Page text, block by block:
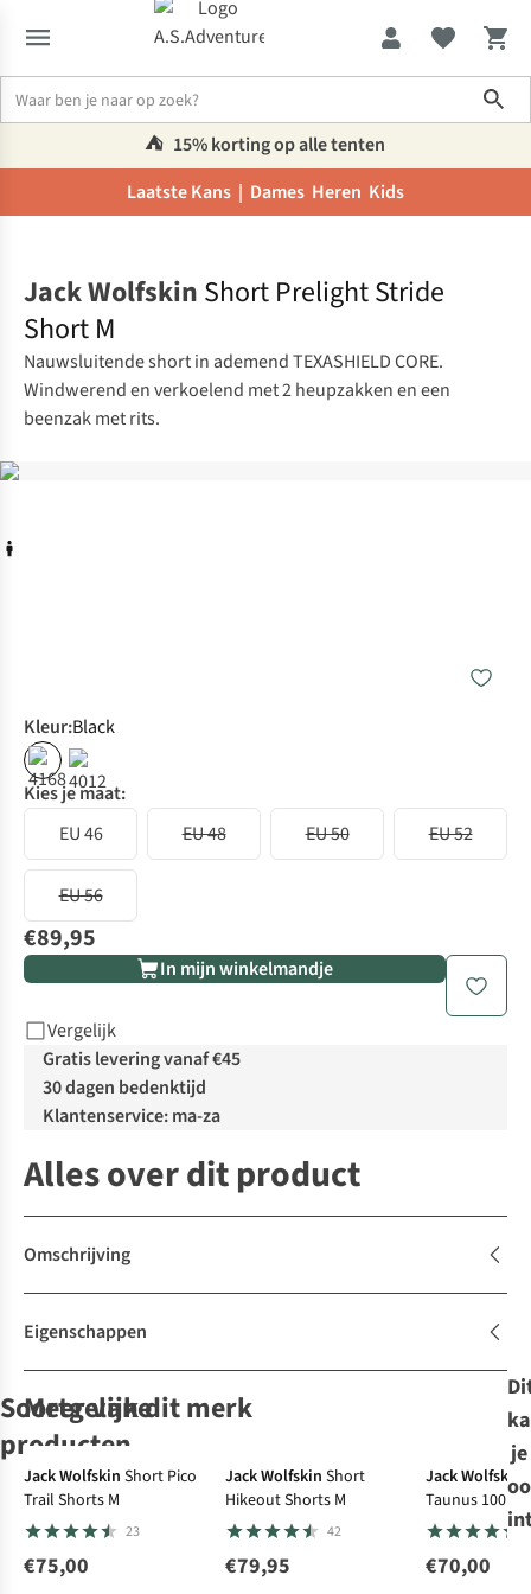
⛺️ 15% korting op alle tenten
Laatste Kans | Dames Heren Kids
Jack Wolfskin Short Prelight Stride
Short M
Nauwsluitende short in ademend TEXASHIELD CORE.
Windwerend en verkoelend met 2 heupzakken en een
beenzak met rits.
Kleur:Black
Kies je maat:
EU 46
EU 48 EU 50 EU 52
EU 56
€89,95
In mijn winkelmandje
Vergelijk
Gratis levering vanaf €45
30 dagen bedenktijd
Klantenservice: ma-za
Alles over dit product
Omschrijving
Eigenschappen
Soortgelijke
producten
Jack Wolfskin
Short Hikeout
Shorts M
The North Face
Short M
Exploration
Vaude
Short
Badile II
The North Face
Short M
Exploration
Short
Meer van dit merk
Jack Wolfskin Short Pico
Trail Shorts M
23
€75,00
Jack Wolfskin Short
Hikeout Shorts M
42
€79,95
De
Jack Wolfskin
Taunus 100 Fz
€70,00
je